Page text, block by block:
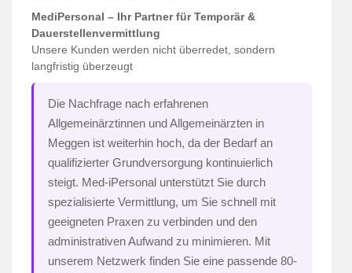
MediPersonal – Ihr Partner für Temporär &
Dauerstellenvermittlung
Unsere Kunden werden nicht überredet, sondern
langfristig überzeugt
Die Nachfrage nach erfahrenen
Allgemeinärztinnen und Allgemeinärzten in
Meggen ist weiterhin hoch, da der Bedarf an
qualifizierter Grundversorgung kontinuierlich
steigt. Med-iPersonal unterstützt Sie durch
spezialisierte Vermittlung, um Sie schnell mit
geeigneten Praxen zu verbinden und den
administrativen Aufwand zu minimieren. Mit
unserem Netzwerk finden Sie eine passende 80-